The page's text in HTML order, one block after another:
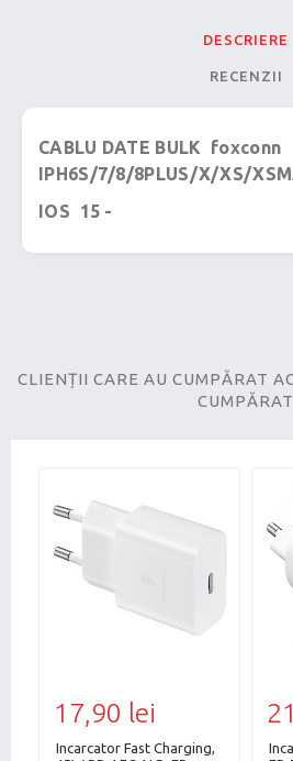
DESCRIERE
RECENZII
CABLU DATE BULK foxconn
IPH6S/7/8/8PLUS/X/XS/
IOS 15 -
CLIENȚII CARE AU CUMPĂRAT
CUMPĂRAT
17,90 lei
Incarcator Fast Charging,